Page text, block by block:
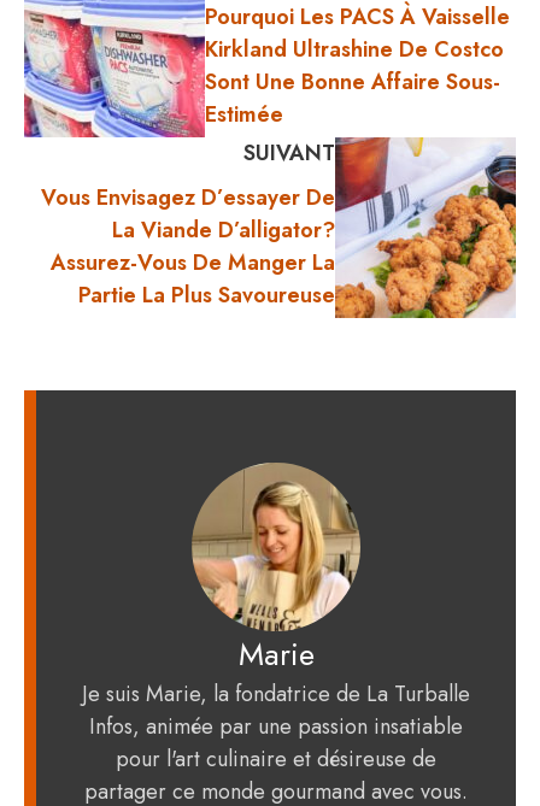
Pourquoi Les PACS À Vaisselle
Kirkland Ultrashine De Costco
Sont Une Bonne Affaire Sous-
Estimée
SUIVANT
Vous Envisagez D’essayer De
La Viande D’alligator?
Assurez-Vous De Manger La
Partie La Plus Savoureuse
Marie
Je suis Marie, la fondatrice de La Turballe
Infos, animée par une passion insatiable
pour l'art culinaire et désireuse de
partager ce monde gourmand avec vous.